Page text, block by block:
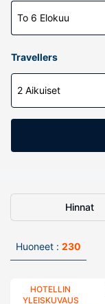
To 6 Elokuu
Travellers
2 Aikuiset
Hinnat
Huoneet : 230
HOTELLIN
YLEISKUVAUS